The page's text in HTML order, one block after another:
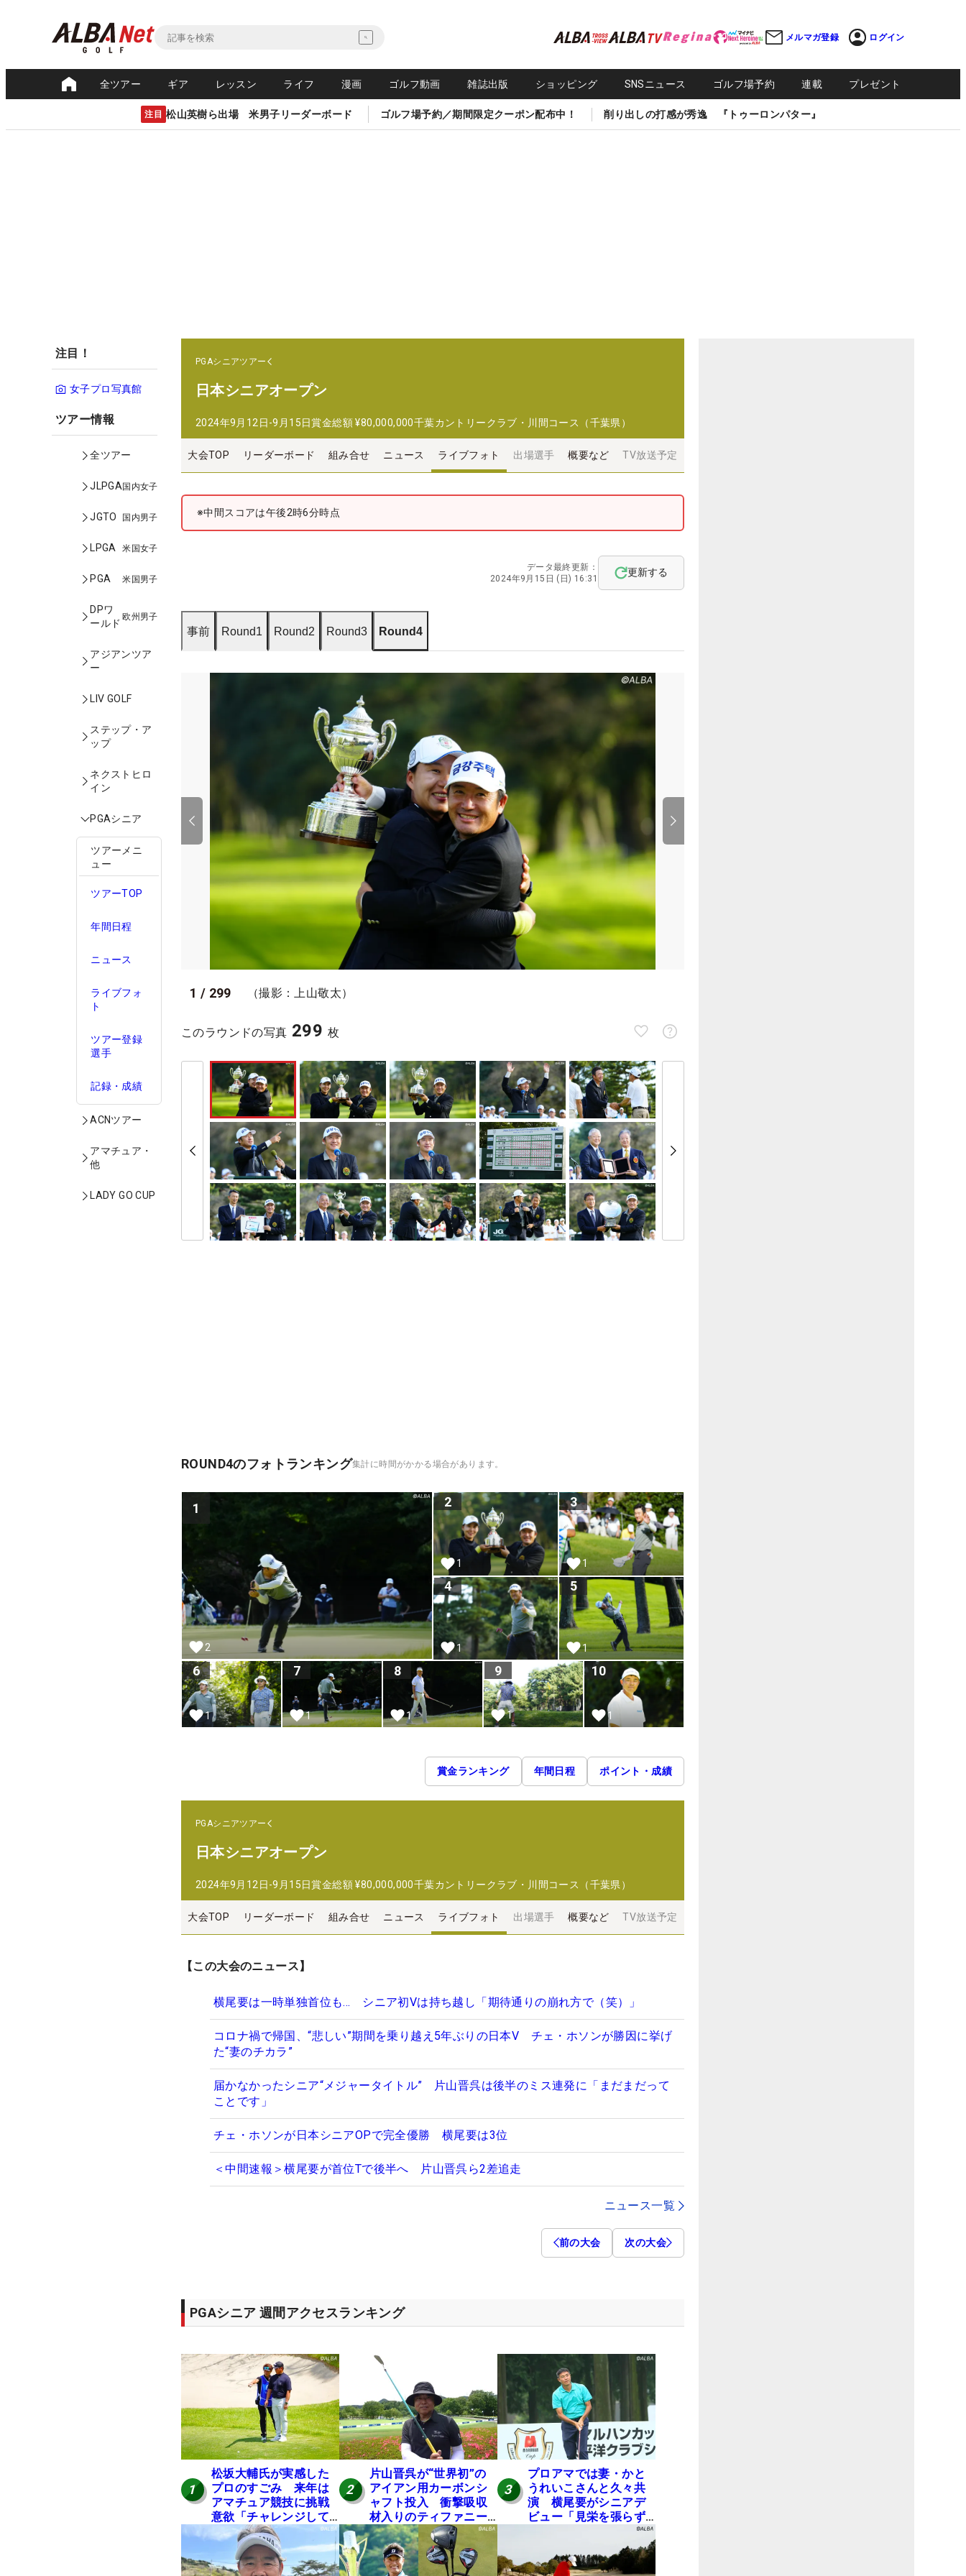
メルマガ登録 ログイン
全ツアー ギア レッスン ライフ 漫画 ゴルフ動画 雑誌出版 ショッピング SNSニュース ゴルフ場予約 連載 プレゼント
注目 松山英樹ら出場 米男子リーダーボード ゴルフ場予約／期間限定クーポン配布中！ 削り出しの打感が秀逸 『トゥーロンパター』
注目！
女子プロ写真館
ツアー情報
全ツアー
JLPGA国内女子
JGTO 国内男子
LPGA 米国女子
PGA 米国男子
DPワ
ールド
欧州男子
アジアンツア
ー
LIV GOLF
ステップ・ア
ップ
ネクストヒロ
イン
PGAシニア
ツアーメニ
ュー
ツアーTOP
年間日程
ニュース
ライブフォ
ト
ツアー登録
選手
記録・成績
ACNツアー
アマチュア・
他
LADY GO CUP
PGAシニアツアー
日本シニアオープン
2024年9月12日-9月15日賞金総額 ¥80,000,000千葉カントリークラブ・川間コース（千葉県）
大会TOP リーダーボード 組み合せ ニュース ライブフォト 出場選手 概要など TV放送予定
※中間スコアは午後2時6分時点
データ最終更新：
2024年9月15日 (日) 16:31
更新する
事前 Round1 Round2 Round3 Round4
1 / 299 （撮影：上山敬太）
このラウンドの写真 299 枚
ROUND4のフォトランキング集計に時間がかかる場合があります。
1
2
2
1
3
1
4
1
5
1
6
1
7
1
8
1
9
1
10
1
賞金ランキング 年間日程 ポイント・成績
PGAシニアツアー
日本シニアオープン
2024年9月12日-9月15日賞金総額 ¥80,000,000千葉カントリークラブ・川間コース（千葉県）
大会TOP リーダーボード 組み合せ ニュース ライブフォト 出場選手 概要など TV放送予定
【この大会のニュース】
横尾要は一時単独首位も… シニア初Vは持ち越し「期待通りの崩れ方で（笑）」
コロナ禍で帰国、“悲しい”期間を乗り越え5年ぶりの日本V チェ・ホソンが勝因に挙げ
た“妻のチカラ”
届かなかったシニア“メジャータイトル” 片山晋呉は後半のミス連発に「まだまだって
ことです」
チェ・ホソンが日本シニアOPで完全優勝 横尾要は3位
＜中間速報＞横尾要が首位Tで後半へ 片山晋呉ら2差追走
ニュース一覧
前の大会 次の大会
PGAシニア 週間アクセスランキング
1
松坂大輔氏が実感した
プロのすごみ 来年は
アマチュア競技に挑戦
意欲「チャレンジして
みたい」
2
片山晋呉が“世界初”の
アイアン用カーボンシ
ャフト投入 衝撃吸収
材入りのティファニー
ブルーは「体にやさし
い」
3
プロアマでは妻・かと
うれいこさんと久々共
演 横尾要がシニアデ
ビュー「見栄を張らず